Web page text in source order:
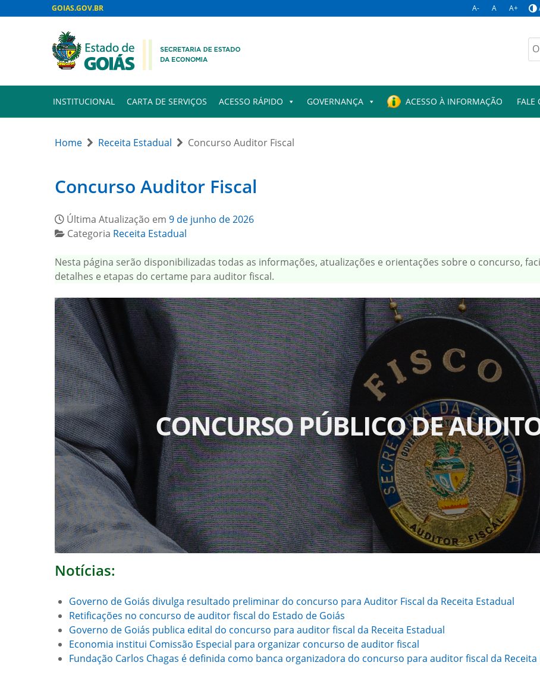
GOIAS.GOV.BR A- A A+
INSTITUCIONAL CARTA DE SERVIÇOS ACESSO RÁPIDO GOVERNANÇA ACESSO À INFORMAÇÃO FALE
Home Receita Estadual Concurso Auditor Fiscal
Concurso Auditor Fiscal
Última Atualização em 9 de junho de 2026
Categoria Receita Estadual
Nesta página serão disponibilizadas todas as informações, atualizações e orientações sobre o concurso,
detalhes e etapas do certame para auditor fiscal.
CONCURSO PÚBLICO DE
Notícias:
Governo de Goiás divulga resultado preliminar do concurso para Auditor Fiscal da Receita Estadual
Retificações no concurso de auditor fiscal do Estado de Goiás
Governo de Goiás publica edital do concurso para auditor fiscal da Receita Estadual
Economia institui Comissão Especial para organizar concurso de auditor fiscal
Fundação Carlos Chagas é definida como banca organizadora do concurso para auditor fiscal da Receita